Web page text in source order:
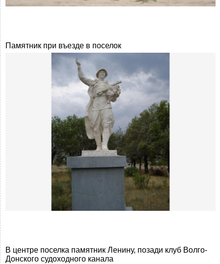
Памятник при въезде в поселок
В центре поселка памятник Ленину, позади клуб Волго-
Донского судоходного канала